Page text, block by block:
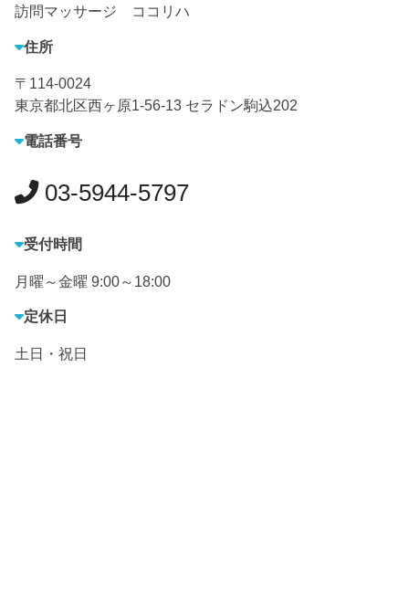
訪問マッサージ ココリハ
住所
〒114-0024
東京都北区西ヶ原1-56-13 セラドン駒込202
電話番号
03-5944-5797
受付時間
月曜～金曜 9:00～18:00
定休日
土日・祝日